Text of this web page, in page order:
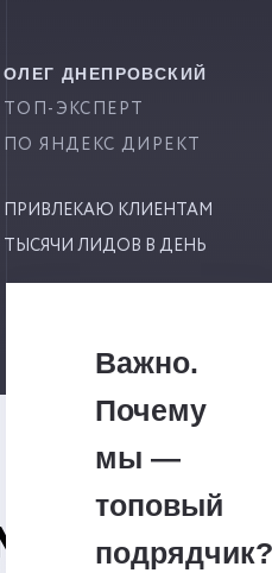
ОЛЕГ ДНЕПРОВСКИЙ
ТОП-ЭКСПЕРТ
ПО ЯНДЕКС ДИРЕКТ
ПРИВЛЕКАЮ КЛИЕНТАМ
ТЫСЯЧИ ЛИДОВ В ДЕНЬ
Важно.
Почему
мы —
топовый
подрядчик?